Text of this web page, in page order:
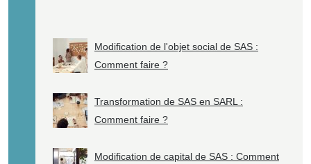
Modification de l'objet social de SAS :
Comment faire ?
Transformation de SAS en SARL :
Comment faire ?
Modification de capital de SAS : Comment